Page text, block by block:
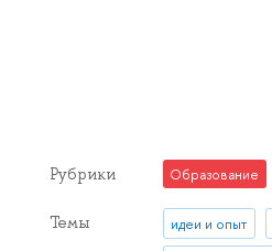
Рубрики Образование
Темы идеи и опыт